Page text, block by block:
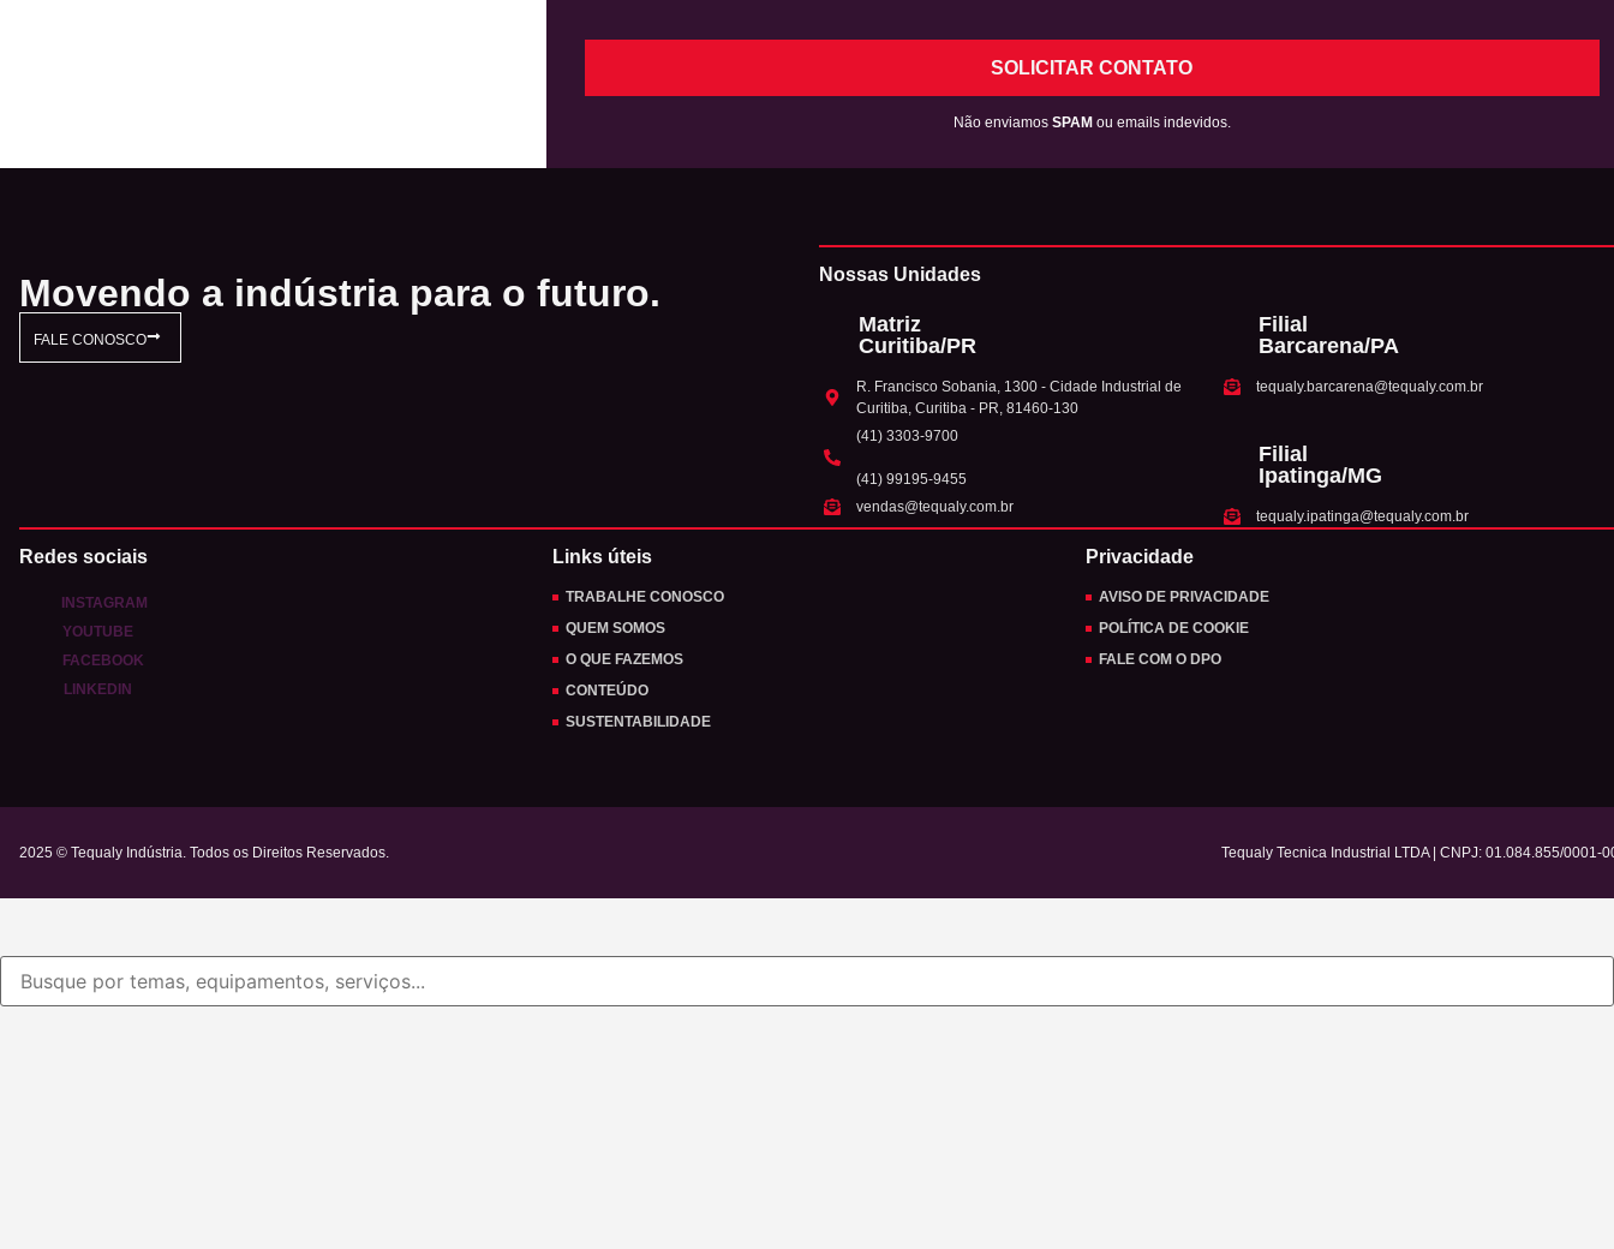
SOLICITAR CONTATO
Não enviamos SPAM ou emails indevidos.
Movendo a indústria para o futuro.
FALE CONOSCO
Nossas Unidades
Matriz
Curitiba/PR
R. Francisco Sobania, 1300 - Cidade Industrial de
Curitiba, Curitiba - PR, 81460-130
(41) 3303-9700
(41) 99195-9455
vendas@tequaly.com.br
Filial
Barcarena/PA
tequaly.barcarena@tequaly.com.br
Filial
Ipatinga/MG
tequaly.ipatinga@tequaly.com.br
Redes sociais
INSTAGRAM
YOUTUBE
FACEBOOK
LINKEDIN
Links úteis
TRABALHE CONOSCO
QUEM SOMOS
O QUE FAZEMOS
CONTEÚDO
SUSTENTABILIDADE
Privacidade
AVISO DE PRIVACIDADE
POLÍTICA DE COOKIE
FALE COM O DPO
2025 © Tequaly Indústria. Todos os Direitos Reservados. Tequaly Tecnica Industrial LTDA | CNPJ: 01.084.855/0001-